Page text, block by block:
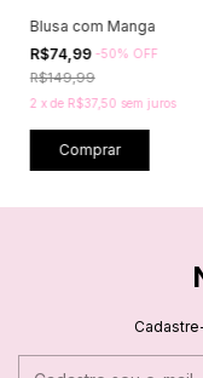
Blusa com Manga
R$74,99 -50% OFF
R$149,99
2 xde R$37,50 sem juros
Comprar